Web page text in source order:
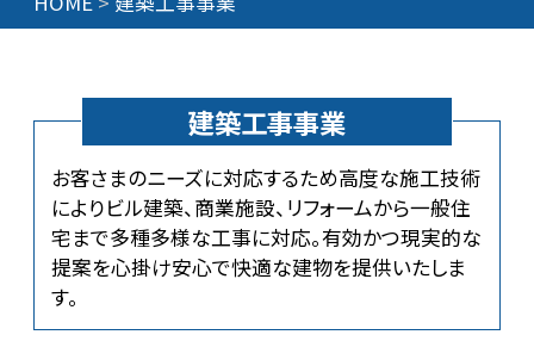
建築工事事業
お客さまのニーズに対応するため高度な施工技術
によりビル建築、商業施設、リフォームから一般住
宅まで多種多様な工事に対応。有効かつ現実的な
提案を心掛け安心で快適な建物を提供いたしま
す。